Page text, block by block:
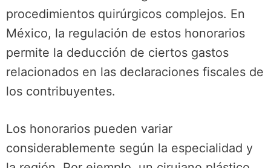
procedimientos quirúrgicos complejos. En
México, la regulación de estos honorarios
permite la deducción de ciertos gastos
relacionados en las declaraciones fiscales de
los contribuyentes.
Los honorarios pueden variar
considerablemente según la especialidad y